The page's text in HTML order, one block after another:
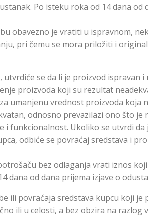
Po isteku roka od 14 dana od
obavezno je vratiti u ispravnom,
pri čemu se mora priložiti i
se da li je proizvod ispravan i
proizvoda koji su rezultat
umanjenu vrednost proizvoda koja
odnosno prevazilazi ono što
i funkcionalnost. Ukoliko se utvrdi
odbiće se povraćaj sredstava i
bez odlaganja vrati iznos
dana od dana prijema izjave o
ili povraćaja sredstava kupcu koji
ili u celosti, a bez obzira na razlog